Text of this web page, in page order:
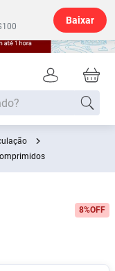
Baixar
8%OFF